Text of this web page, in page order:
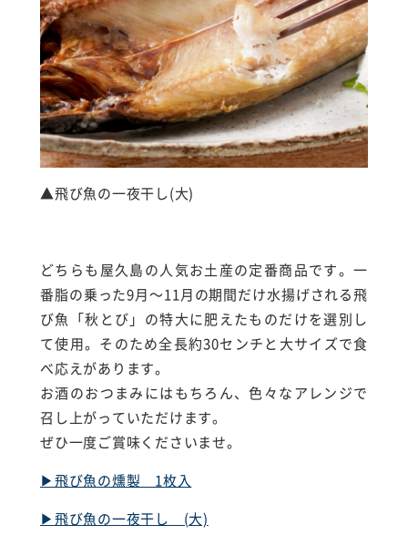
▲飛び魚の一夜干し(大)
どちらも屋久島の人気お土産の定番商品です。一
番脂の乗った9月〜11月の期間だけ水揚げされる飛
び魚「秋とび」の特大に肥えたものだけを選別し
て使用。そのため全長約30センチと大サイズで食
べ応えがあります。
お酒のおつまみにはもちろん、色々なアレンジで
召し上がっていただけます。
ぜひ一度ご賞味くださいませ。
▶︎飛び魚の燻製 1枚入
▶︎飛び魚の一夜干し (大)